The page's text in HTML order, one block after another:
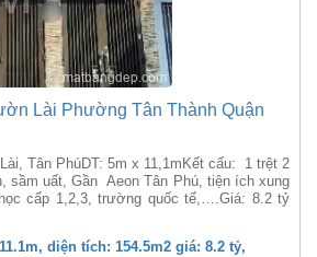
Lài Phường Tân Thành Quận
Tân PhúDT: 5m x 11,1mKết cấu: 1 trệt 2
sầm uất, Gần Aeon Tân Phú, tiện ích xung
cấp 1,2,3, trường quốc tế,….Giá: 8.2 tỷ
diện tích: 154.5m2 giá: 8.2 tỷ,